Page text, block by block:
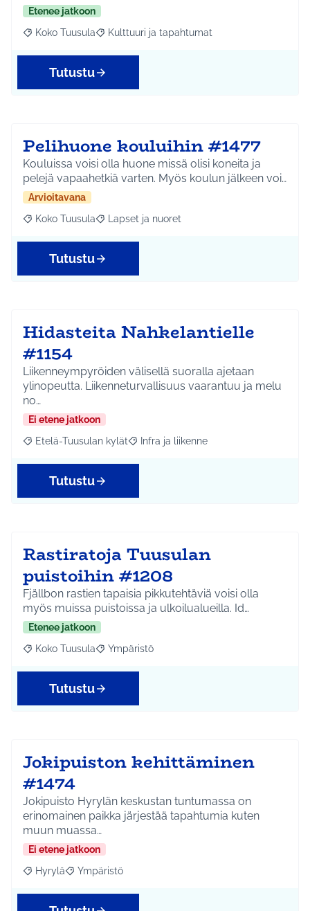
Etenee jatkoon
Rajaa tulokset aihepiirin mukaan: Koko Tuusula
Koko Tuusula Rajaa tulokset teeman mukaan: Kulttuuri ja
Kulttuuri ja tapahtumat
Tutustu
Pelihuone kouluihin #1477
Kouluissa voisi olla huone missä olisi koneita ja
pelejä vapaahetkiä varten. Myös koulun jälkeen voi…
Arvioitavana
Rajaa tulokset aihepiirin mukaan: Koko Tuusula
Koko Tuusula Rajaa tulokset teeman mukaan: Lapset ja
Lapset ja nuoret
Tutustu
Hidasteita Nahkelantielle
#1154
Liikenneympyröiden välisellä suoralla ajetaan
ylinopeutta. Liikenneturvallisuus vaarantuu ja melu
no…
Ei etene jatkoon
Rajaa tulokset aihepiirin mukaan: Etelä-Tuusulan kylät
Etelä-Tuusulan kylät Rajaa tulokset teeman mukaan: Infra ja
Infra ja liikenne
Tutustu
Rastiratoja Tuusulan
puistoihin #1208
Fjällbon rastien tapaisia pikkutehtäviä voisi olla
myös muissa puistoissa ja ulkoilualueilla. Id…
Etenee jatkoon
Rajaa tulokset aihepiirin mukaan: Koko Tuusula
Koko Tuusula Rajaa tulokset teeman mukaan: Ympäristö
Ympäristö
Tutustu
Jokipuiston kehittäminen
#1474
Jokipuisto Hyrylän keskustan tuntumassa on
erinomainen paikka järjestää tapahtumia kuten
muun muassa…
Ei etene jatkoon
Rajaa tulokset aihepiirin mukaan: Hyrylä
Hyrylä Rajaa tulokset teeman mukaan: Ympäristö
Ympäristö